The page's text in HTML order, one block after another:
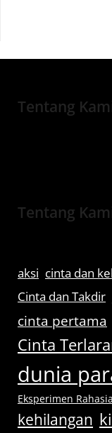
Tentang
Tentang
aksi cinta dan
Cinta dan Takdir
cinta pertama
Cinta
dunia
Eksperimen Rahasia
kehilangan